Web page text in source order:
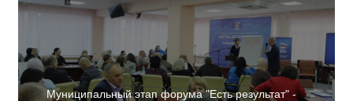
Муниципальный этап форума "Есть результат" -